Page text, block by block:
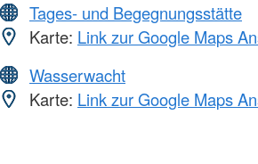
Tages- und Begegnungsstätte
Karte: Link zur Google Maps
Wasserwacht
Karte: Link zur Google Maps